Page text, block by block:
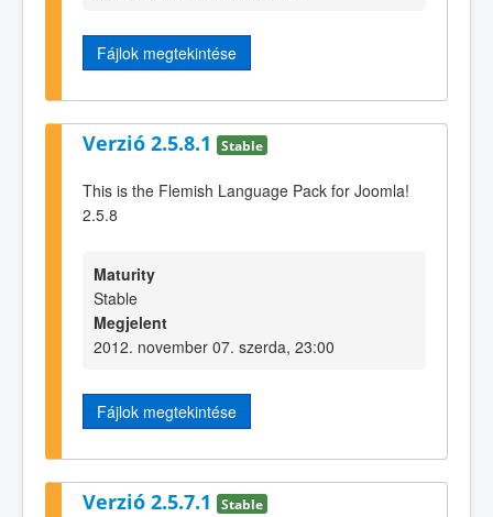
Fájlok megtekintése
Verzió 2.5.8.1 Stable
This is the Flemish Language Pack for Joomla!
2.5.8
Maturity
Stable
Megjelent
2012. november 07. szerda, 23:00
Fájlok megtekintése
Verzió 2.5.7.1 Stable